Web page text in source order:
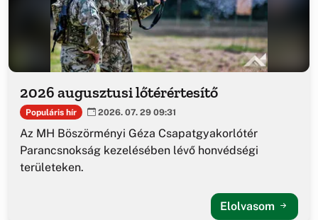
2026 augusztusi lőtérértesítő
Populáris hír 2026. 07. 29 09:31
Az MH Böszörményi Géza Csapatgyakorlótér
Parancsnokság kezelésében lévő honvédségi
területeken.
Elolvasom